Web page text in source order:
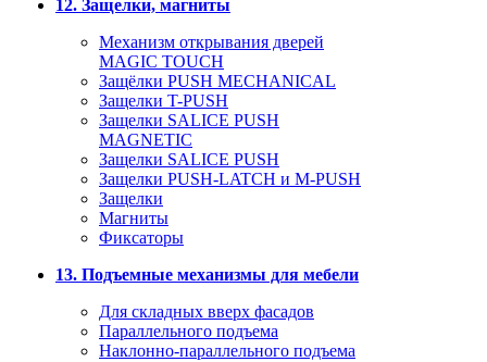
12. Защелки, магниты
Механизм открывания дверей
MAGIC TOUCH
Защёлки PUSH MECHANICAL
Защелки T-PUSH
Защелки SALICE PUSH
MAGNETIC
Защелки SALICE PUSH
Защелки PUSH-LATCH и M-PUSH
Защелки
Магниты
Фиксаторы
13. Подъемные механизмы для мебели
Для складных вверх фасадов
Параллельного подъема
Наклонно-параллельного подъема